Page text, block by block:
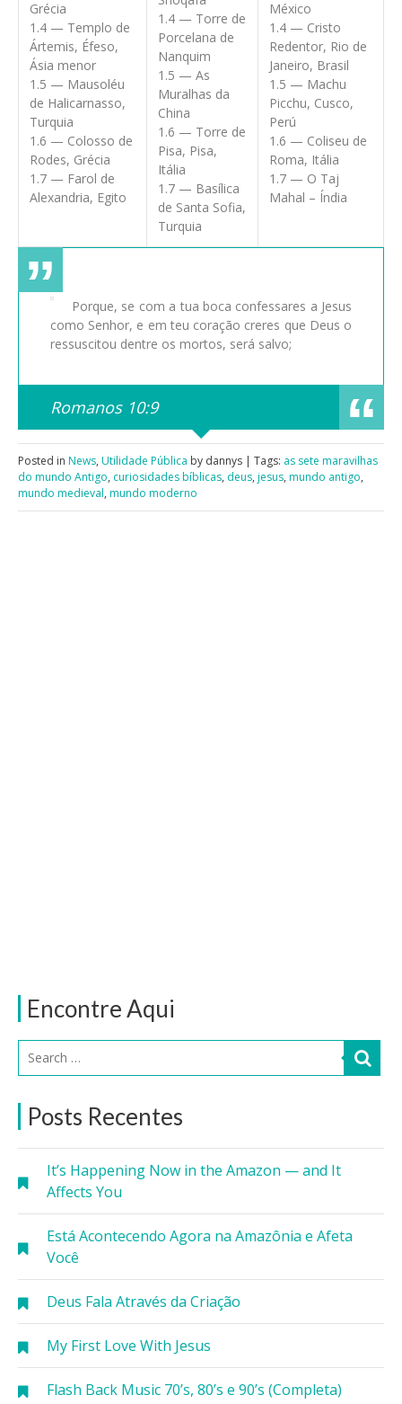
Encontre Aqui
Posts Recentes
It’s Happening Now in the Amazon — and It
Affects You
Está Acontecendo Agora na Amazônia e Afeta
Você
Deus Fala Através da Criação
My First Love With Jesus
Flash Back Music 70’s, 80’s e 90’s (Completa)
Grécia
1.4 — Templo de
Ártemis, Éfeso,
Ásia menor
1.5 — Mausoléu
de Halicarnasso,
Turquia
1.6 — Colosso de
Rodes, Grécia
1.7 — Farol de
Alexandria, Egito
1.4 — Torre de
Porcelana de
Nanquim
1.5 — As
Muralhas da
China
1.6 — Torre de
Pisa, Pisa,
Itália
1.7 — Basílica
de Santa Sofia,
Turquia
México
1.4 — Cristo
Redentor, Rio de
Janeiro, Brasil
1.5 — Machu
Picchu, Cusco,
Perú
1.6 — Coliseu de
Roma, Itália
1.7 — O Taj
Mahal – Índia
Porque, se com a tua boca confessares a Jesus
como Senhor, e em teu coração creres que Deus o
ressuscitou dentre os mortos, será salvo;
Romanos 10:9
Posted in News, Utilidade Pública by dannys | Tags: as sete maravilhas
do mundo Antigo, curiosidades bíblicas, deus, jesus, mundo antigo,
mundo medieval, mundo moderno